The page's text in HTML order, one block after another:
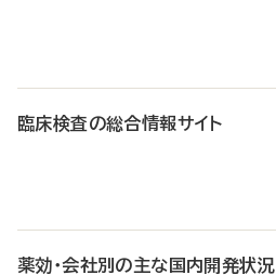
臨床検査の総合情報サイト
薬効・会社別の主な国内開発状況